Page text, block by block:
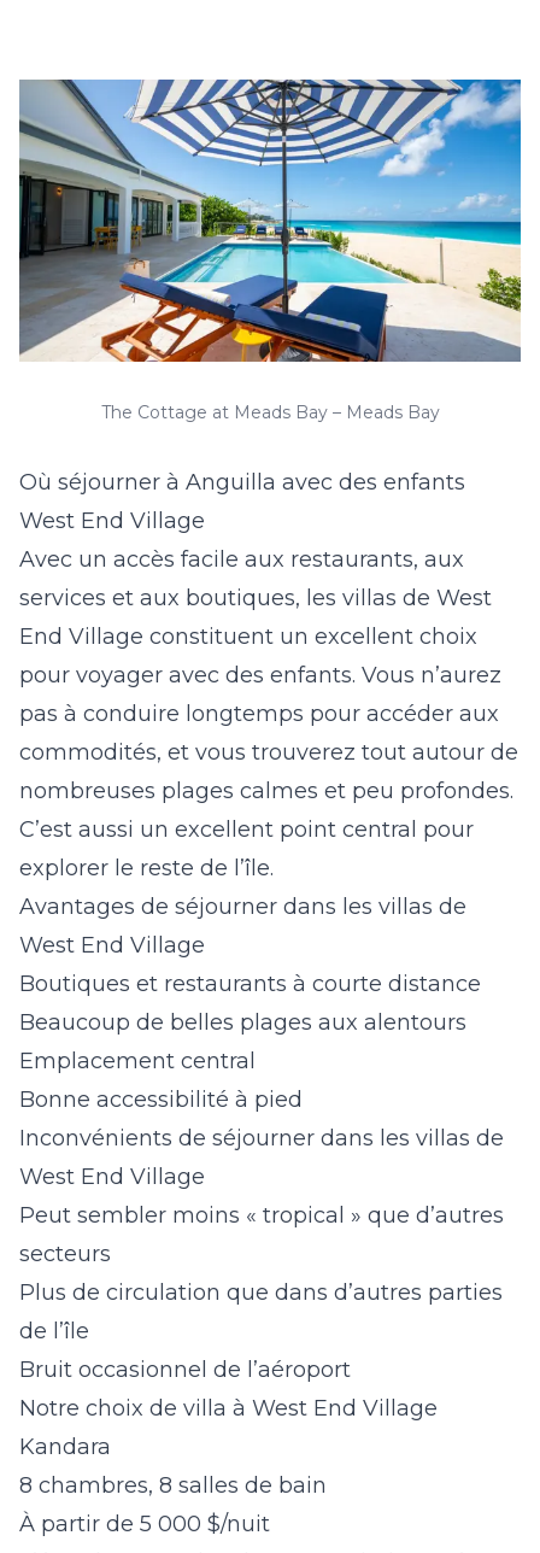
The Cottage at Meads Bay – Meads Bay
Où séjourner à Anguilla avec des enfants
West End Village
Avec un accès facile aux restaurants, aux
services et aux boutiques, les villas de West
End Village constituent un excellent choix
pour voyager avec des enfants. Vous n’aurez
pas à conduire longtemps pour accéder aux
commodités, et vous trouverez tout autour de
nombreuses plages calmes et peu profondes.
C’est aussi un excellent point central pour
explorer le reste de l’île.
Avantages de séjourner dans les villas de
West End Village
Boutiques et restaurants à courte distance
Beaucoup de belles plages aux alentours
Emplacement central
Bonne accessibilité à pied
Inconvénients de séjourner dans les villas de
West End Village
Peut sembler moins « tropical » que d’autres
secteurs
Plus de circulation que dans d’autres parties
de l’île
Bruit occasionnel de l’aéroport
Notre choix de villa à West End Village
Kandara
8 chambres, 8 salles de bain
À partir de 5 000 $/nuit